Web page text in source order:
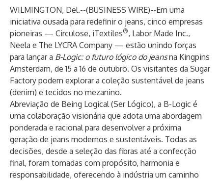
WILMINGTON, Del.--(BUSINESS WIRE)--Em uma
iniciativa ousada para redefinir o jeans, cinco empresas
pioneiras — Circulose, iTextiles®, Labor Made Inc.,
Neela e The LYCRA Company — estão unindo forças
para lançar a B-Logic: o futuro lógico do jeansna Kingpins
Amsterdam, de 15 a 16 de outubro. Os visitantes da Sugar
Factory podem explorar a coleção sustentável de jeans
(denim) e tecidos no mezanino.
Abreviação de Being Logical (Ser Lógico), a B-Logic é
uma colaboração visionária que adota uma abordagem
ponderada e racional para desenvolver a próxima
geração de jeans modernos e sustentáveis. Todas as
decisões, desde a seleção das fibras até a confecção
final, foram tomadas com propósito, harmonia e
responsabilidade, oferecendo à indústria um caminho